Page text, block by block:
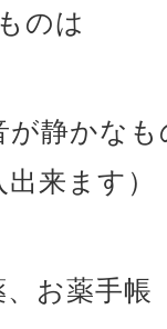
のは
静かなも
来ます）
お薬手帳